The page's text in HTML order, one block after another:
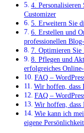
4. Personalisieren
Customizer
5. Erweitern Sie
6. Erstellen und
professionellen
7. Optimieren Sie
8. Pflegen und
erfolgreiches Online-
FAQ –
Wir hoffen, dass
FAQ –
Wir hoffen, dass
Wie kann ich
eigene